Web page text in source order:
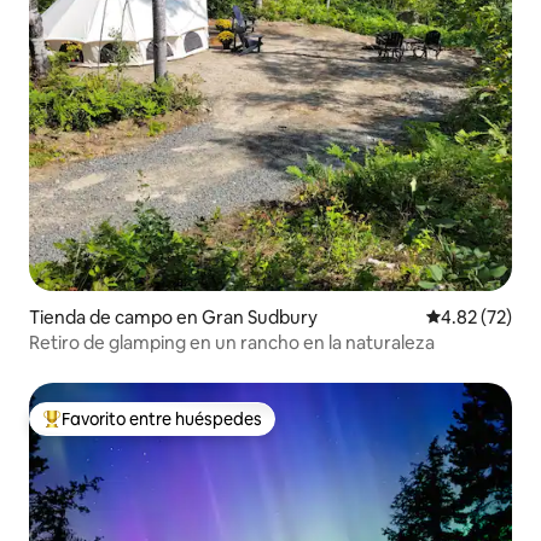
Tienda de campo en Gran Sudbury Calificación
4.82 (72)
Retiro de glamping en un rancho en la naturaleza
Favorito entre huéspedes preferido
Favorito entre huéspedes